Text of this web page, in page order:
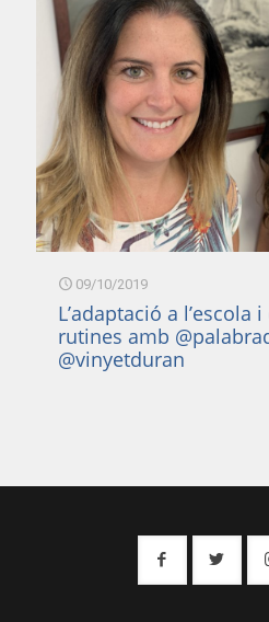
09/10/2019
L’adaptació a l’escola
rutines amb
@vinyetduran